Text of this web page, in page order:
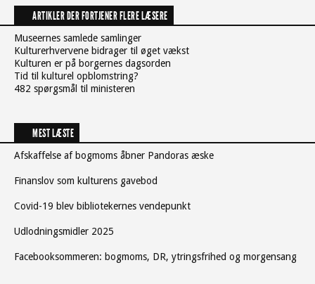
ARTIKLER DER FORTJENER FLERE LÆSERE
Museernes samlede samlinger
Kulturerhvervene bidrager til øget vækst
Kulturen er på borgernes dagsorden
Tid til kulturel opblomstring?
482 spørgsmål til ministeren
MEST LÆSTE
Afskaffelse af bogmoms åbner Pandoras æske
Finanslov som kulturens gavebod
Covid-19 blev bibliotekernes vendepunkt
Udlodningsmidler 2025
Facebooksommeren: bogmoms, DR, ytringsfrihed og morgensang